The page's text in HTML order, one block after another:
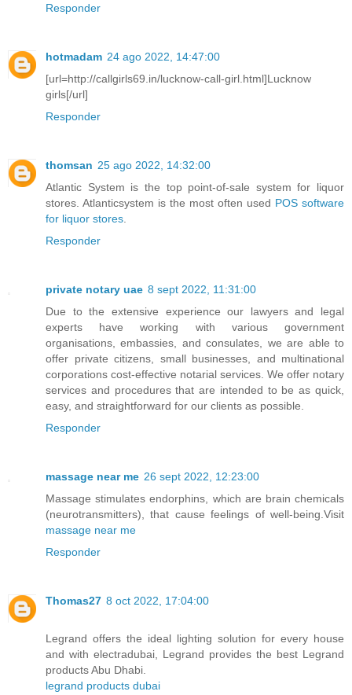
Responder
hotmadam 24 ago 2022, 14:47:00
[url=http://callgirls69.in/lucknow-call-girl.html]Lucknow
girls[/url]
Responder
thomsan 25 ago 2022, 14:32:00
Atlantic System is the top point-of-sale system for liquor
stores. Atlanticsystem is the most often used POS software
for liquor stores
Responder
private notary uae 8 sept 2022, 11:31:00
Due to the extensive experience our lawyers and legal
experts have working with various government
organisations, embassies, and consulates, we are able to
offer private citizens, small businesses, and multinational
corporations cost-effective notarial services. We offer notary
services and procedures that are intended to be as quick,
easy, and straightforward for our clients as possible.
Responder
massage near me 26 sept 2022, 12:23:00
Massage stimulates endorphins, which are brain chemicals
(neurotransmitters), that cause feelings of well-being.Visit
massage near me
Responder
Thomas27 8 oct 2022, 17:04:00
Legrand offers the ideal lighting solution for every house
and with electradubai, Legrand provides the best Legrand
products Abu Dhabi.
legrand products dubai